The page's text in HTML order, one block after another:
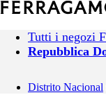
Tutti i negozi
Repubblica
Distrito Nacional